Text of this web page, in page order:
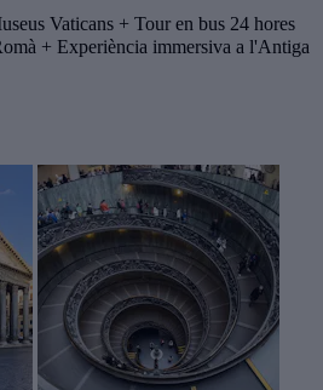
Vaticans + Tour en bus 24 hores
+ Experiència immersiva a l'Antiga